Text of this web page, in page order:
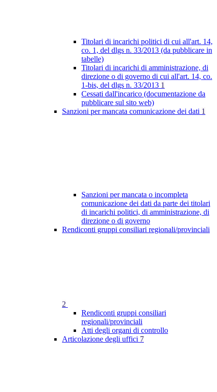
Titolari di incarichi politici di cui all'art. 14,
co. 1, del dlgs n. 33/2013 (da pubblicare in
tabelle)
Titolari di incarichi di amministrazione, di
direzione o di governo di cui all'art. 14, co.
1-bis, del dlgs n. 33/2013 1
Cessati dall'incarico (documentazione da
pubblicare sul sito web)
Sanzioni per mancata comunicazione dei dati 1
Sanzioni per mancata o incompleta
comunicazione dei dati da parte dei titolari
di incarichi politici, di amministrazione, di
direzione o di governo
Rendiconti gruppi consiliari regionali/provinciali
2
Rendiconti gruppi consiliari
regionali/provinciali
Atti degli organi di controllo
Articolazione degli uffici 7